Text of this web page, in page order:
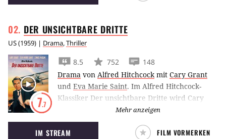
eingebaute Sterblichkeit zu reparieren gehen
DER UNSICHTBARE DRITTE
US(1959) | Drama,Thriller
7.7
8.5 752
148
Drama von Alfred Hitchcockmit Cary Grant
und Eva Marie Saint. Im Alfred Hitchcock-
Klassiker Der unsichtbare Dritte wird Cary
Grant nicht nur für einen Spion gehalten,
sondern bald auch für einen Mörder. Dies
zwingt ihn zu einer abenteuerlichen Odyssee
Mehr anzeigen
IM STREAM FILM VORMERKEN